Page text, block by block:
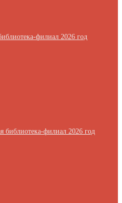
филиал 2026 год
библиотека-филиал 2026 год